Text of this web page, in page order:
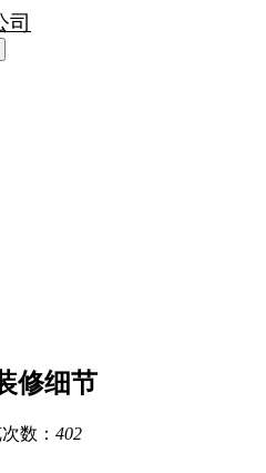
司
修细节
数： 402